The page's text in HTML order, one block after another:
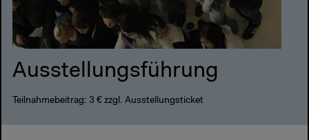
Ausstellungsführung
Teilnahmebeitrag: 3 € zzgl. Ausstellungsticket